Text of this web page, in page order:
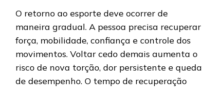
O retorno ao esporte deve ocorrer de
maneira gradual. A pessoa precisa recuperar
força, mobilidade, confiança e controle dos
movimentos. Voltar cedo demais aumenta o
risco de nova torção, dor persistente e queda
de desempenho. O tempo de recuperação